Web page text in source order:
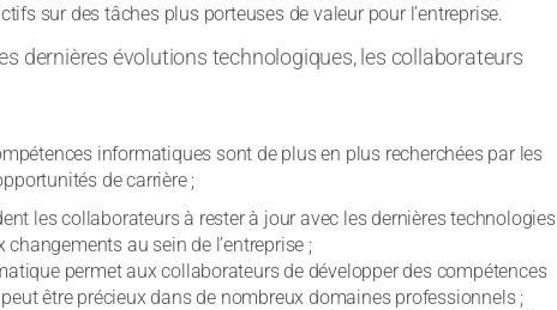
sur des tâches plus porteuses de valeur pour l’entreprise.
dernières évolutions technologiques, les collaborateurs
informatiques sont de plus en plus recherchées par les
de carrière ;
les collaborateurs à rester à jour avec les dernières technologies
au sein de l’entreprise ;
permet aux collaborateurs de développer des compétences
être précieux dans de nombreux domaines professionnels ;